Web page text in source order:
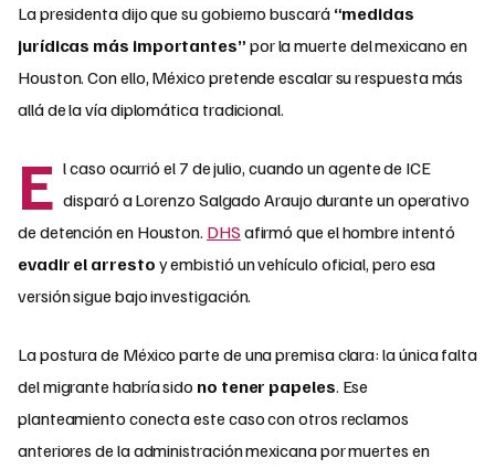
La presidenta dijo que su gobierno buscará “medidas
jurídicas más importantes” por la muerte del mexicano en
Houston. Con ello, México pretende escalar su respuesta más
allá de la vía diplomática tradicional.
E l caso ocurrió el 7 de julio, cuando un agente de ICE
disparó a Lorenzo Salgado Araujo durante un operativo
de detención en Houston. DHS afirmó que el hombre intentó
evadir el arresto y embistió un vehículo oficial, pero esa
versión sigue bajo investigación.
La postura de México parte de una premisa clara: la única falta
del migrante habría sido no tener papeles. Ese
planteamiento conecta este caso con otros reclamos
anteriores de la administración mexicana por muertes en